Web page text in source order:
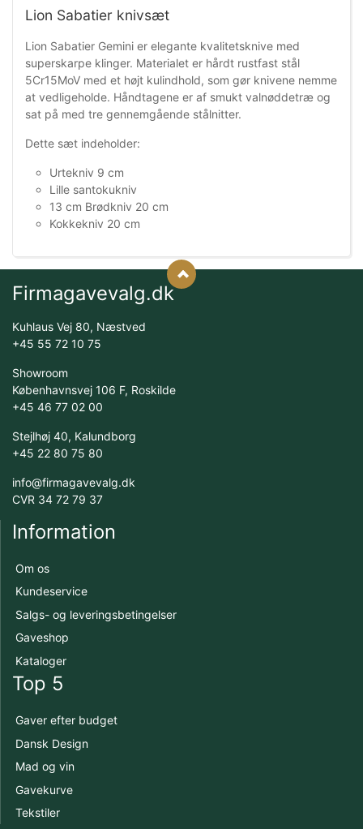
Lion Sabatier knivsæt
Lion Sabatier Gemini er elegante kvalitetsknive med
superskarpe klinger. Materialet er hårdt rustfast stål
5Cr15MoV med et højt kulindhold, som gør knivene nemme
at vedligeholde. Håndtagene er af smukt valnøddetræ og
sat på med tre gennemgående stålnitter.
Dette sæt indeholder:
Urtekniv 9 cm
Lille santokukniv
13 cm Brødkniv 20 cm
Kokkekniv 20 cm
Firmagavevalg.dk
Kuhlaus Vej 80, Næstved
+45 55 72 10 75
Showroom
Københavnsvej 106 F, Roskilde
+45 46 77 02 00
Stejlhøj 40, Kalundborg
+45 22 80 75 80
info@firmagavevalg.dk
CVR 34 72 79 37
Information
Om os
Kundeservice
Salgs- og leveringsbetingelser
Gaveshop
Kataloger
Top 5
Gaver efter budget
Dansk Design
Mad og vin
Gavekurve
Tekstiler